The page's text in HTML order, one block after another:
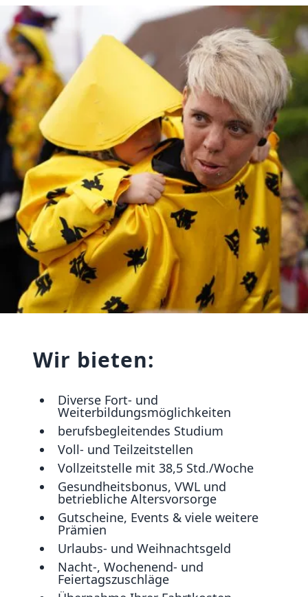
Wir bieten:
Diverse Fort- und
Weiterbildungsmöglichkeiten
berufsbegleitendes Studium
Voll- und Teilzeitstellen
Vollzeitstelle mit 38,5 Std./Woche
Gesundheitsbonus, VWL und
betriebliche Altersvorsorge
Gutscheine, Events & viele weitere
Prämien
Urlaubs- und Weihnachtsgeld
Nacht-, Wochenend- und
Feiertagszuschläge